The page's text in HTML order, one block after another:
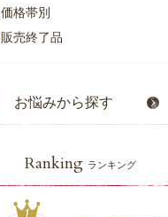
価格帯別
販売終了品
お悩みから探す
Ranking ランキング